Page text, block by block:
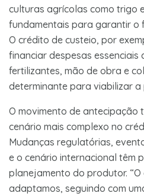
culturas agrícolas como trigo
fundamentais para garantir o
O crédito de custeio, por
financiar despesas essenciais
fertilizantes, mão de obra e
determinante para viabilizar
O movimento de antecipação
cenário mais complexo no
Mudanças regulatórias,
e o cenário internacional têm
planejamento do produtor. “O
adaptamos, seguindo com